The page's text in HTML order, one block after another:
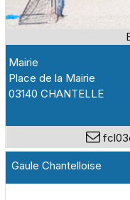
Mairie
Place de la Mairie
03140 CHANTELLE
Gaule Chantelloise